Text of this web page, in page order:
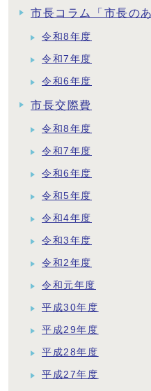
市長コラム「市長の
令和8年度
令和7年度
令和6年度
市長交際費
令和8年度
令和7年度
令和6年度
令和5年度
令和4年度
令和3年度
令和2年度
令和元年度
平成30年度
平成29年度
平成28年度
平成27年度